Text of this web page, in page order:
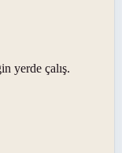
yerde çalış.